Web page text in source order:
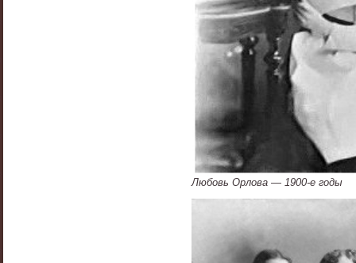
Любовь Орлова — 1900-е годы